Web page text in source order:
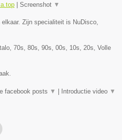
| Screenshot ▼
Zijn specialiteit is NuDisco,
70s, 80s, 90s, 00s, 10s, 20s, Volle
facebook posts ▼ | Introductie video ▼